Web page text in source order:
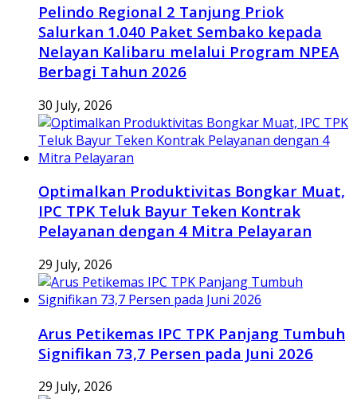
Pelindo Regional 2 Tanjung Priok
Salurkan 1.040 Paket Sembako kepada
Nelayan Kalibaru melalui Program NPEA
Berbagi Tahun 2026
30 July, 2026
Optimalkan Produktivitas Bongkar Muat,
IPC TPK Teluk Bayur Teken Kontrak
Pelayanan dengan 4 Mitra Pelayaran
29 July, 2026
Arus Petikemas IPC TPK Panjang Tumbuh
Signifikan 73,7 Persen pada Juni 2026
29 July, 2026